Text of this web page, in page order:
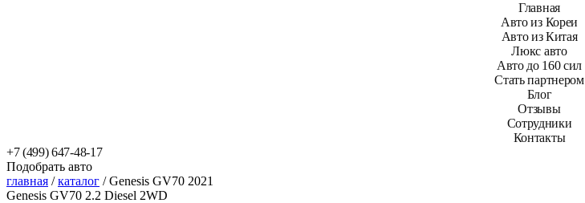
Главная
Авто из Кореи
Авто из Китая
Люкс авто
Авто до 160 сил
Стать партнером
Блог
Отзывы
Сотрудники
Контакты
+7 (499) 647-48-17
Подобрать авто
главная / каталог / Genesis GV70 2021
Genesis GV70 2.2 Diesel 2WD